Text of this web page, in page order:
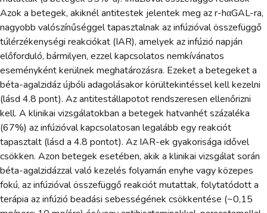
Azok a betegek, akiknél antitestek jelentek meg az r-hαGAL-ra,
nagyobb valószínűséggel tapasztalnak az infúzióval összefüggő
túlérzékenységi reakciókat (IAR), amelyek az infúzió napján
előforduló, bármilyen, ezzel kapcsolatos nemkívánatos
eseményként kerülnek meghatározásra. Ezeket a betegeket a
béta-agalzidáz újbóli adagolásakor körültekintéssel kell kezelni
(lásd 4.8 pont). Az antitestállapotot rendszeresen ellenőrizni
kell. A klinikai vizsgálatokban a betegek hatvanhét százaléka
(67%) az infúzióval kapcsolatosan legalább egy reakciót
tapasztalt (lásd a 4.8 pontot). Az IAR-ek gyakorisága idővel
csökken. Azon betegek esetében, akik a klinikai vizsgálat során
béta-agalzidázzal való kezelés folyamán enyhe vagy közepes
fokú, az infúzióval összefüggő reakciót mutattak, folytatódott a
terápia az infúzió beadási sebességének csökkentése (~0,15